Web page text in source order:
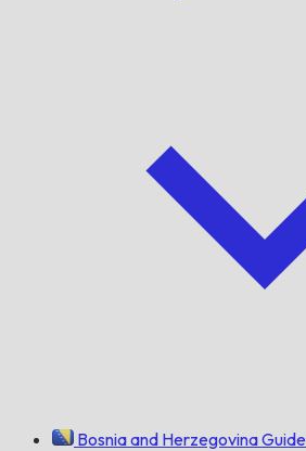
Bosnia and Herzegovina Guide